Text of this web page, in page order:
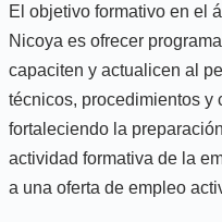
El objetivo formativo en el
Nicoya es ofrecer
capaciten y actualicen al
técnicos, procedimientos y
fortaleciendo la
actividad formativa de la
a una oferta de empleo